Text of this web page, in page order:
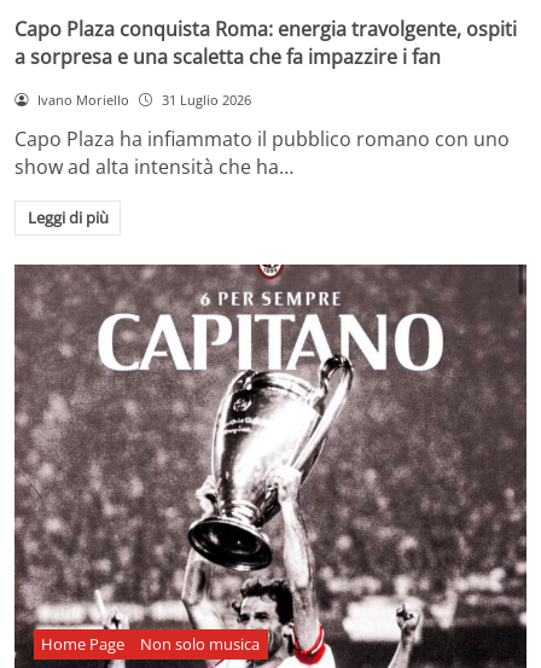
Capo Plaza conquista Roma: energia travolgente, ospiti
a sorpresa e una scaletta che fa impazzire i fan
Ivano Moriello 31 Luglio 2026
Capo Plaza ha infiammato il pubblico romano con uno
show ad alta intensità che ha…
Leggi di più
Home Page Non solo musica